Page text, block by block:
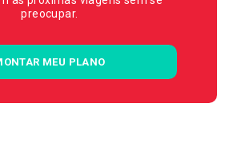
preocupar.
MEU PLANO